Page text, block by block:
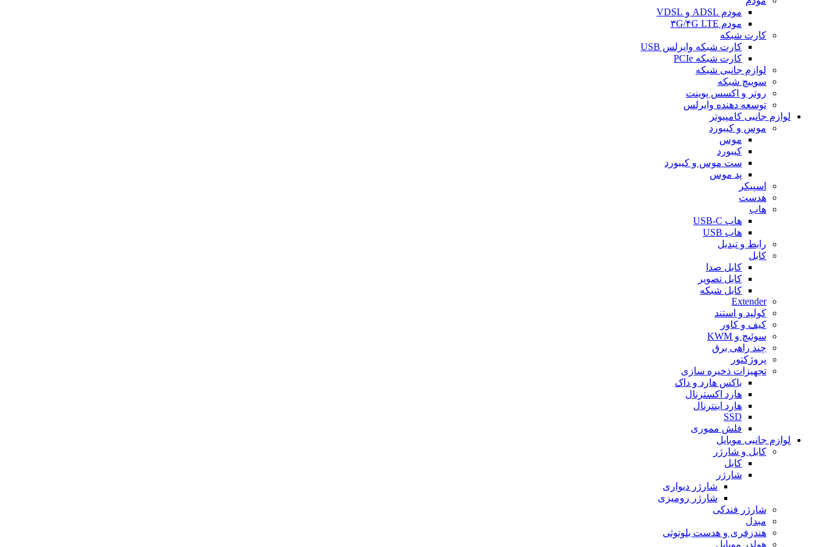
مودم ADSL و VDSL
مودم ۳G/۴G LTE
کارت شبکه
کارت شبکه وایرلس USB
کارت شبکه PCIe
لوازم جانبی شبکه
سوییچ شبکه
روتر و اکسس پوینت
توسعه دهنده وایرلس
لوازم جانبی کامپیوتر
موس و کیبورد
موس
کیبورد
ست موس و کیبورد
پد موس
اسپیکر
هدست
هاب
هاب USB-C
هاب USB
رابط و تبدیل
کابل
کابل صدا
کابل تصویر
کابل شبکه
Extender
کولپد و استند
کیف و کاور
سوئیچ و KWM
چند راهی برق
پروژکتور
تجهیزات ذخیره سازی
باکس هارد و داک
هارد اکسترنال
هارد اینترنال
SSD
فلش مموری
لوازم جانبی موبایل
کابل و شارژر
کابل
شارژر
شارژر دیواری
شارژر رومیزی
شارژر فندکی
مبدل
هندزفری و هدست بلوتوثی
هولدر موبایل